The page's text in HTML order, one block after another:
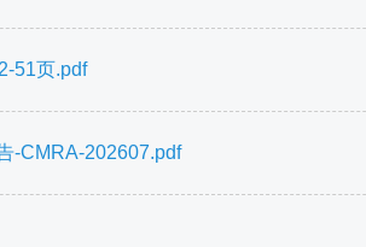
51页.pdf
-CMRA-202607.pdf